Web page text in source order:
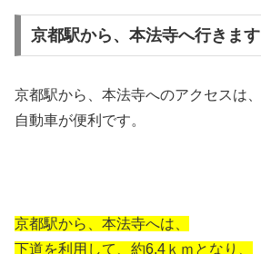
京都駅から、本法寺へ行きます
京都駅から、本法寺へのアクセスは、
自動車が便利です。
京都駅から、本法寺へは、
下道を利用して、約6.4ｋｍとなり、